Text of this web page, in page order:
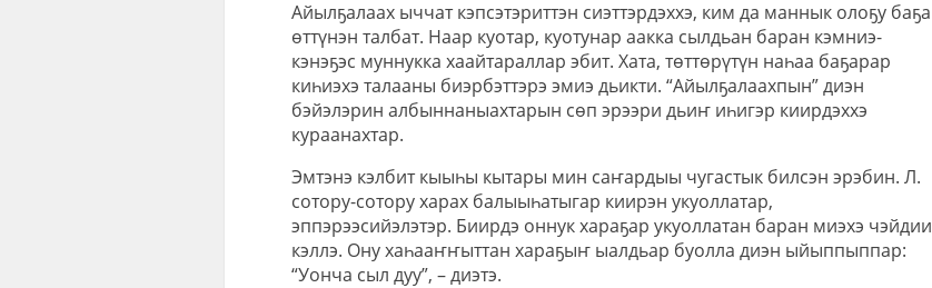
Айылҕалаах ыччат кэпсэтэриттэн сиэттэрдэххэ, ким да маннык олоҕу баҕа
өттүнэн талбат. Наар куотар, куотунар аакка сылдьан баран кэмниэ-
кэнэҕэс муннукка хаайтараллар эбит. Хата, төттөрүтүн наһаа баҕарар
киһиэхэ талааны биэрбэттэрэ эмиэ дьикти. “Айылҕалаахпын” диэн
бэйэлэрин албыннаныахтарын сөп эрээри дьиҥ иһигэр киирдэххэ
кураанахтар.
Эмтэнэ кэлбит кыыһы кытары мин саҥардыы чугастык билсэн эрэбин. Л.
сотору-сотору харах балыыһатыгар киирэн укуоллатар,
эппэрээсийэлэтэр. Биирдэ оннук хараҕар укуоллатан баран миэхэ чэйдии
кэллэ. Ону хаһааҥҥыттан хараҕыҥ ыалдьар буолла диэн ыйыппыппар:
“Уонча сыл дуу”, – диэтэ.